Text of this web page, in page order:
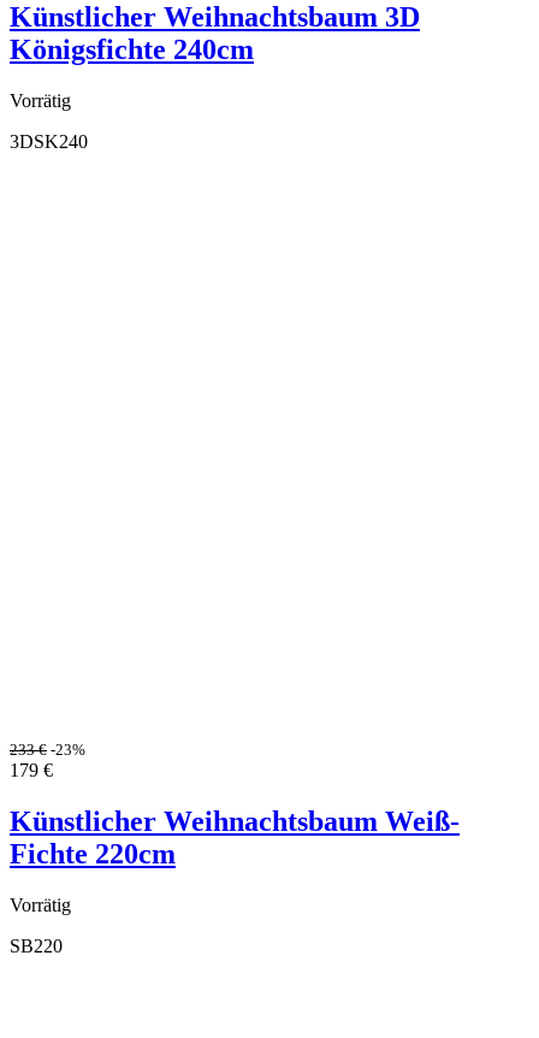
Künstlicher Weihnachtsbaum 3D
Königsfichte 240cm
Vorrätig
3DSK240
233€ -23%
179 €
Künstlicher Weihnachtsbaum Weiß-
Fichte 220cm
Vorrätig
SB220